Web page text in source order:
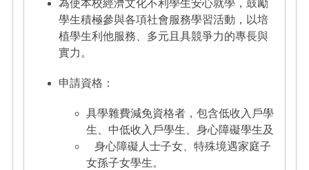
為使本校經濟文化不利學生安心就學，鼓勵
學生積極參與各項社會服務學習活動，以培
植學生利他服務、多元且具競爭力的專長與
實力。
申請資格：
具學雜費減免資格者，包含低收入戶學
生、中低收入戶學生、身心障礙學生及
身心障礙人士子女、特殊境遇家庭子
女孫子女學生。